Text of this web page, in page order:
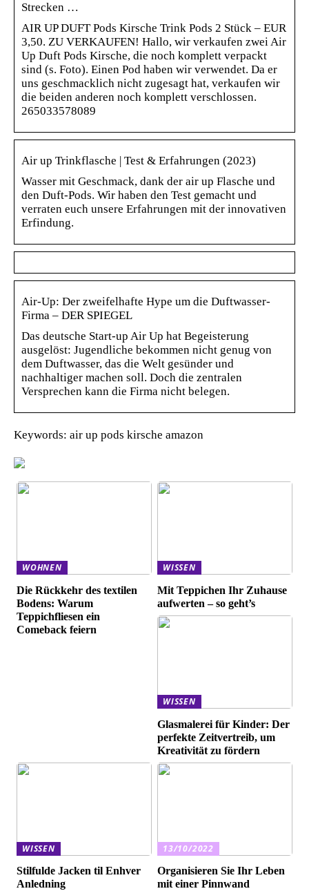
Strecken …
AIR UP DUFT Pods Kirsche Trink Pods 2 Stück – EUR
3,50. ZU VERKAUFEN! Hallo, wir verkaufen zwei Air
Up Duft Pods Kirsche, die noch komplett verpackt
sind (s. Foto). Einen Pod haben wir verwendet. Da er
uns geschmacklich nicht zugesagt hat, verkaufen wir
die beiden anderen noch komplett verschlossen.
265033578089
Air up Trinkflasche | Test & Erfahrungen (2023)
Wasser mit Geschmack, dank der air up Flasche und
den Duft-Pods. Wir haben den Test gemacht und
verraten euch unsere Erfahrungen mit der innovativen
Erfindung.
Air-Up: Der zweifelhafte Hype um die Duftwasser-
Firma – DER SPIEGEL
Das deutsche Start-up Air Up hat Begeisterung
ausgelöst: Jugendliche bekommen nicht genug von
dem Duftwasser, das die Welt gesünder und
nachhaltiger machen soll. Doch die zentralen
Versprechen kann die Firma nicht belegen.
Keywords: air up pods kirsche amazon
WOHNEN
Die Rückkehr des textilen
Bodens: Warum
Teppichfliesen ein
Comeback feiern
WISSEN
Mit Teppichen Ihr Zuhause
aufwerten – so geht’s
WISSEN
Glasmalerei für Kinder: Der
perfekte Zeitvertreib, um
Kreativität zu fördern
WISSEN
Stilfulde Jacken til Enhver
Anledning
13/10/2022
Organisieren Sie Ihr Leben
mit einer Pinnwand